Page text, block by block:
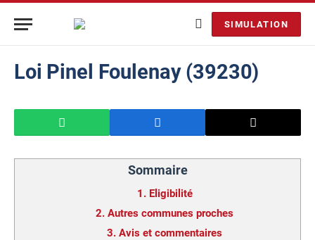
SIMULATION
Loi Pinel Foulenay (39230)
Sommaire
1. Eligibilité
2. Autres communes proches
3. Avis et commentaires